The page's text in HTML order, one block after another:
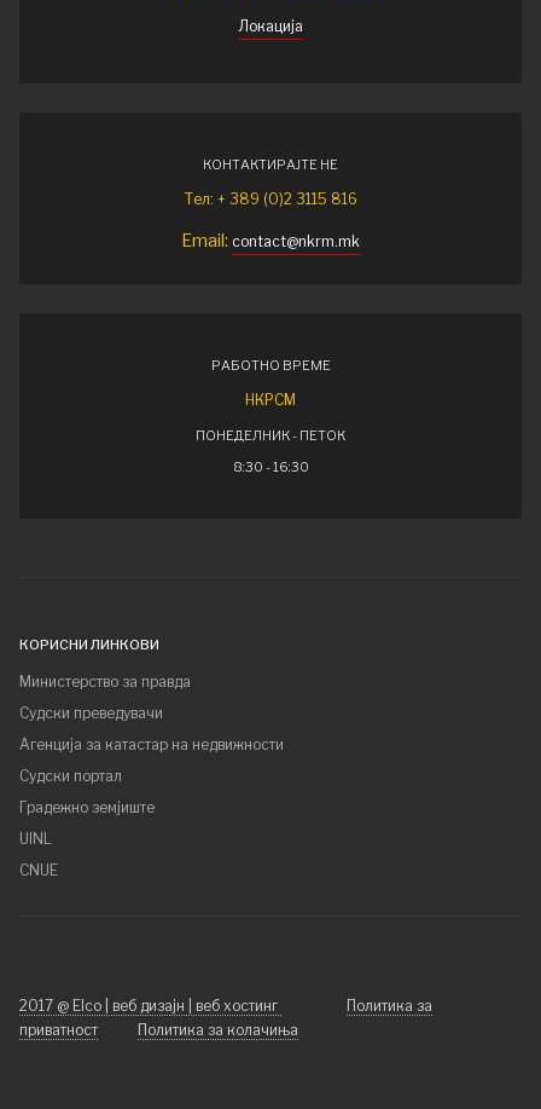
Локација
КОНТАКТИРАЈТЕ НЕ
Тел: + 389 (0)2 3115 816
Email: contact@nkrm.mk
РАБОТНО ВРЕМЕ
НКРСМ
ПОНЕДЕЛНИК - ПЕТОК
8:30 - 16:30
КОРИСНИ ЛИНКОВИ
Министерство за правда
Судски преведувачи
Агенција за катастар на недвижности
Судски портал
Градежно земјиште
UINL
CNUE
2017 @ Elco | веб дизајн | веб хостинг
Политика за
приватност
Политика за колачиња